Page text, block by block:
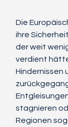
Die
ihre
der weit
verdient
Hindernissen
stagnieren
Regionen